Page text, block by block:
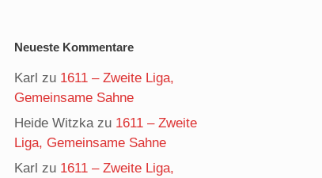
Neueste Kommentare
Karl zu 1611 – Zweite Liga,
Gemeinsame Sahne
Heide Witzkazu 1611 – Zweite
Liga, Gemeinsame Sahne
Karl zu 1611 – Zweite Liga,